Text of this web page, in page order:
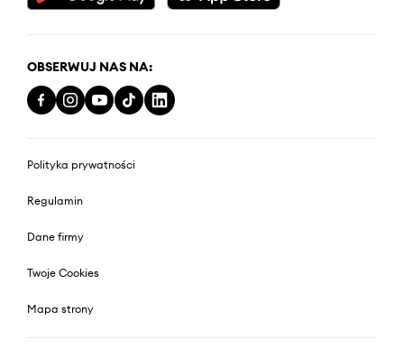
OBSERWUJ NAS NA:
Polityka prywatności
Regulamin
Dane firmy
Twoje Cookies
Mapa strony